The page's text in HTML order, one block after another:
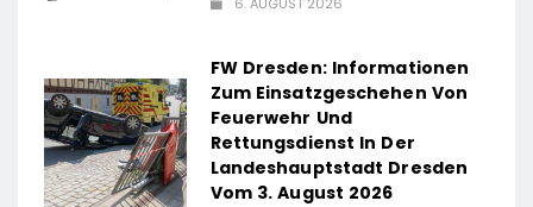
6. AUGUST 2026
FW Dresden: Informationen
Zum Einsatzgeschehen Von
Feuerwehr Und
Rettungsdienst In Der
Landeshauptstadt Dresden
Vom 3. August 2026